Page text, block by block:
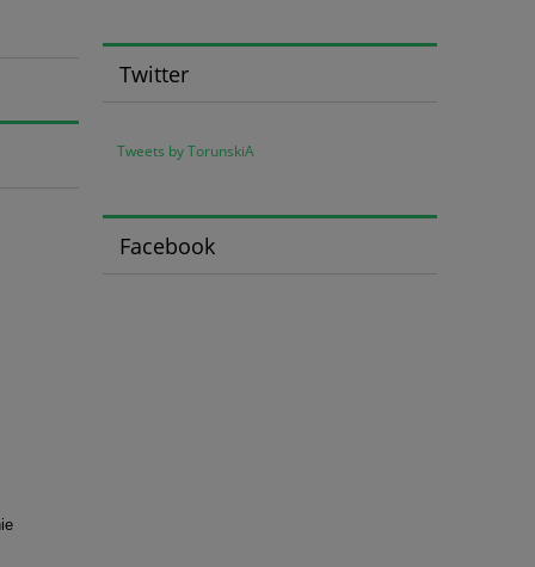
Twitter
Tweets by TorunskiA
Facebook